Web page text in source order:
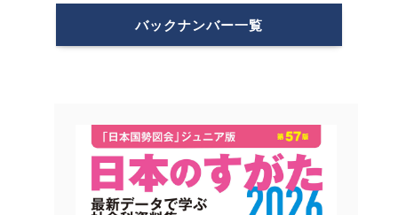
バックナンバー一覧